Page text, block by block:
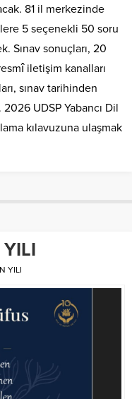
81 il merkezinde
5 seçenekli 50 soru
Sınav sonuçları, 20
iletişim kanalları
sınav tarihinden
UDSP Yabancı Dil
kılavuzuna ulaşmak
YILI